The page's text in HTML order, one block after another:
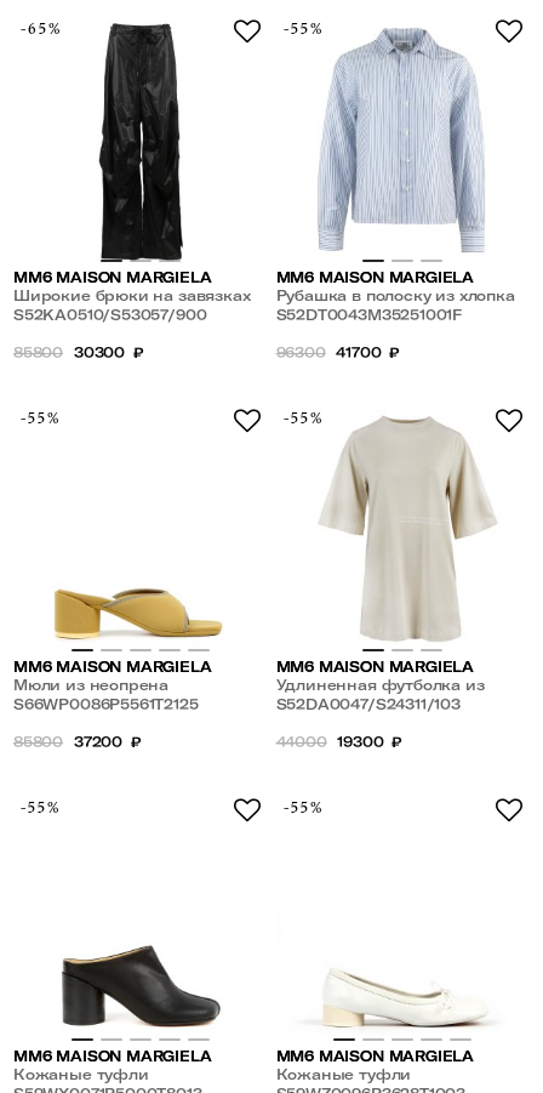
-65%
MM6 MAISON MARGIELA
Широкие брюки на завязках
из экокожи
S52KA0510/S53057/900
85800 30300 ₽
-55%
MM6 MAISON MARGIELA
Рубашка в полоску из хлопка
S52DT0043M35251001F
96300 41700 ₽
-55%
MM6 MAISON MARGIELA
Мюли из неопрена
S66WP0086P5561T2125
85800 37200 ₽
-55%
MM6 MAISON MARGIELA
Удлиненная футболка из
хлопка
S52DA0047/S24311/103
44000 19300 ₽
-55%
MM6 MAISON MARGIELA
Кожаные туфли
-55%
MM6 MAISON MARGIELA
Кожаные туфли